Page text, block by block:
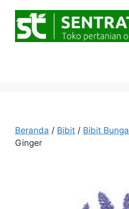
Beranda / Bibit / Bibit Bunga
Ginger